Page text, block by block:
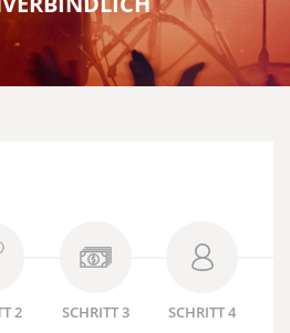
2 SCHRITT 3 SCHRITT 4